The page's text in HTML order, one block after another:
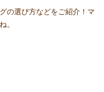
の選び方などをご紹介！マ
。